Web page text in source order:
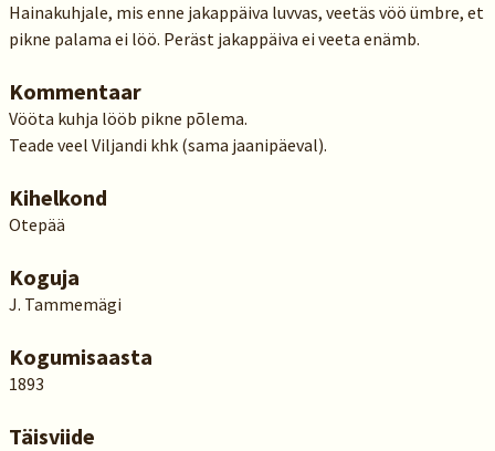
Hainakuhjale, mis enne jakappäiva luvvas, veetäs vöö ümbre, et
pikne palama ei löö. Peräst jakappäiva ei veeta enämb.
Kommentaar
Vööta kuhja lööb pikne põlema.
Teade veel Viljandi khk (sama jaanipäeval).
Kihelkond
Otepää
Koguja
J. Tammemägi
Kogumisaasta
1893
Täisviide